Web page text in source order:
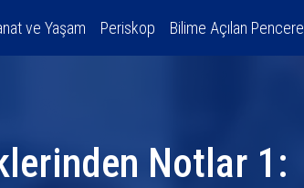
ve Yaşam Periskop Bilime Açılan Pencere
Notlar 1: